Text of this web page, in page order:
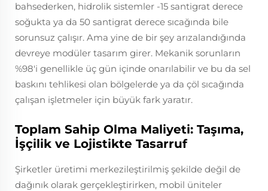
bahsederken, hidrolik sistemler -15 santigrat derece
soğukta ya da 50 santigrat derece sıcağında bile
sorunsuz çalışır. Ama yine de bir şey arızalandığında
devreye modüler tasarım girer. Mekanik sorunların
%98'i genellikle üç gün içinde onarılabilir ve bu da sel
baskını tehlikesi olan bölgelerde ya da çöl sıcağında
çalışan işletmeler için büyük fark yaratır.
Toplam Sahip Olma Maliyeti: Taşıma,
İşçilik ve Lojistikte Tasarruf
Şirketler üretimi merkezileştirilmiş şekilde değil de
dağınık olarak gerçekleştirirken, mobil üniteler